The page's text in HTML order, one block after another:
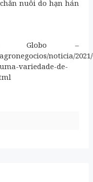
nuôi do hạn hán
Globo –
noticia/
variedade-de-